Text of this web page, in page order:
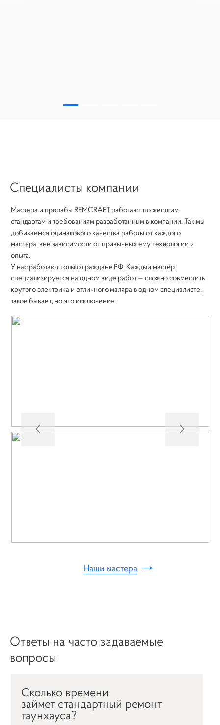
Специалисты компании
Мастера и прорабы REMCRAFT работают по жестким
стандартам и требованиям разработанным в компании. Так мы
добиваемся одинакового качества работы от каждого
мастера, вне зависимости от привычных ему технологий и
опыта.
У нас работают только граждане РФ. Каждый мастер
специализируется на одном виде работ — сложно совместить
крутого электрика и отличного маляра в одном специалисте,
такое бывает, но это исключение.
Наши мастера
Ответы на часто задаваемые
вопросы
Сколько времени
займет стандартный ремонт
таунхауса?